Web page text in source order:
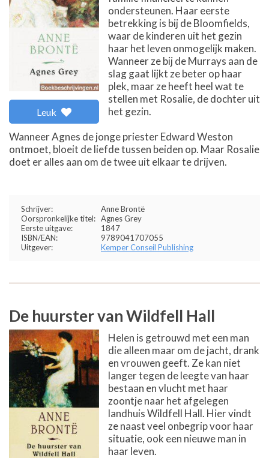
Leuk
ondersteunen. Haar eerste
betrekking is bij de Bloomfields,
waar de kinderen uit het gezin
haar het leven onmogelijk maken.
Wanneer ze bij de Murrays aan de
slag gaat lijkt ze beter op haar
plek, maar ze heeft heel wat te
stellen met Rosalie, de dochter uit
het gezin.
Wanneer Agnes de jonge priester Edward Weston
ontmoet, bloeit de liefde tussen beiden op. Maar Rosalie
doet er alles aan om de twee uit elkaar te drijven.
Schrijver:
Anne Brontë
Oorspronkelijke titel: Agnes Grey
Eerste uitgave:
1847
ISBN/EAN:
9789041707055
Uitgever:
Kemper Conseil Publishing
De huurster van Wildfell Hall
Helen is getrouwd met een man
die alleen maar om de jacht, drank
en vrouwen geeft. Ze kan niet
langer tegen de leegte van haar
bestaan en vlucht met haar
zoontje naar het afgelegen
landhuis Wildfell Hall. Hier vindt
ze naast veel onbegrip voor haar
situatie, ook een nieuwe man in
haar leven.